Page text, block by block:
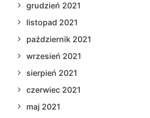
grudzień 2021
listopad 2021
październik 2021
wrzesień 2021
sierpień 2021
czerwiec 2021
maj 2021